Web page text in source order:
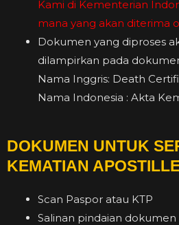
Kami di Kementerian
mana yang akan diterima
Dokumen yang diproses
dilampirkan pada
Nama Inggris: Death
Nama Indonesia : Akta
DOKUMEN UNTUK
KEMATIAN
Scan Paspor atau KTP
Salinan pindaian dokumen